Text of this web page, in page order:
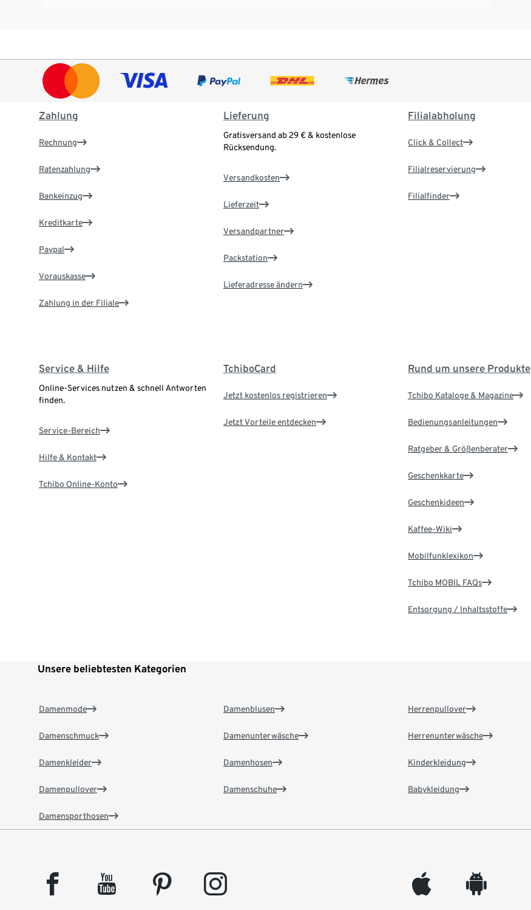
Zahlung
Rechnung
Ratenzahlung
Bankeinzug
Kreditkarte
Paypal
Vorauskasse
Zahlung in der Filiale
Lieferung
Gratisversand ab 29 € & kostenlose
Rücksendung.
Versandkosten
Lieferzeit
Versandpartner
Packstation
Lieferadresse ändern
Filialabholung
Click & Collect
Filialreservierung
Filialfinder
Service & Hilfe
Online-Services nutzen & schnell Antworten
finden.
Service-Bereich
Hilfe & Kontakt
Tchibo Online-Konto
TchiboCard
Jetzt kostenlos registrieren
Jetzt Vorteile entdecken
Rund um unsere Produkte
Tchibo Kataloge & Magazine
Bedienungsanleitungen
Ratgeber & Größenberater
Geschenkkarte
Geschenkideen
Kaffee-Wiki
Mobilfunklexikon
Tchibo MOBIL FAQs
Entsorgung / Inhaltsstoffe
Unsere beliebtesten Kategorien
Damenmode
Damenschmuck
Damenkleider
Damenpullover
Damensporthosen
Damenblusen
Damenunterwäsche
Damenhosen
Damenschuhe
Herrenpullover
Herrenunterwäsche
Kinderkleidung
Babykleidung
facebook youtube pinterest instagram appleinc android